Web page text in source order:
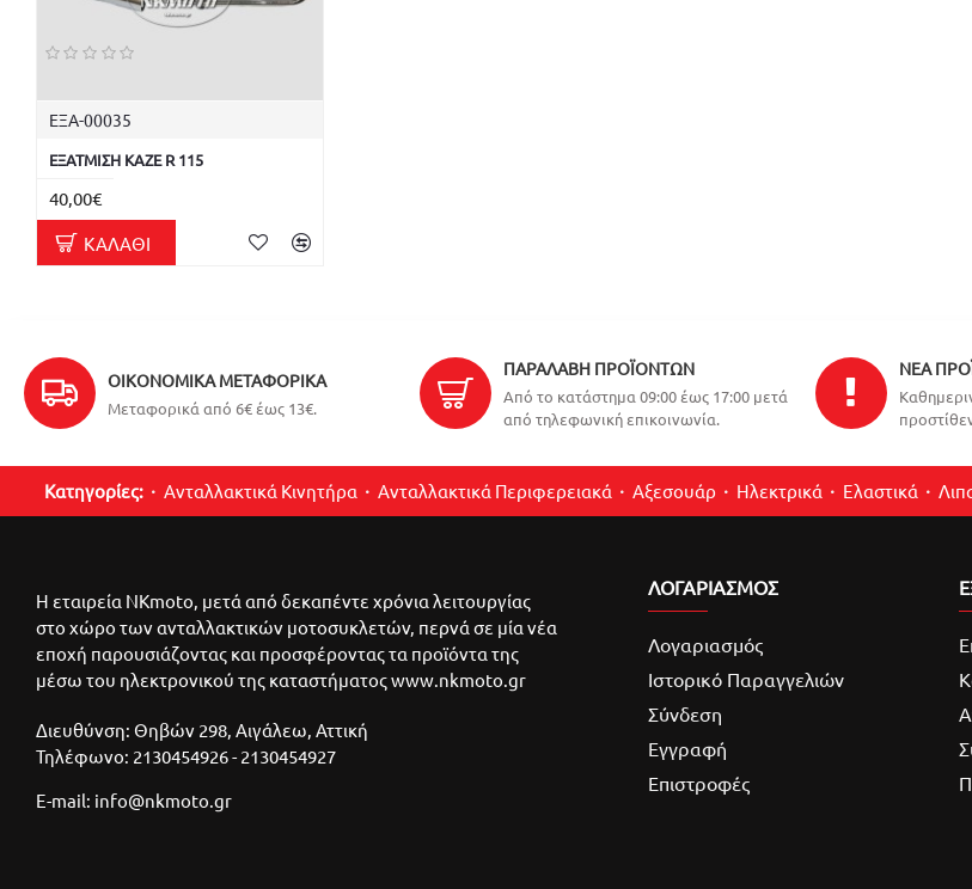
ΕΞΑ-00035
ΕΞΑΤΜΙΣΗ KAZE R 115
40,00€
ΚΑΛΆΘΙ
ΟΙΚΟΝΟΜΙΚΆ ΜΕΤΑΦΟΡΙΚΆ
Μεταφορικά από 6€ έως 13€.
ΠΑΡΑΛΑΒΉ ΠΡΟΪΌΝΤΩΝ
Από το κατάστημα 09:00 έως 17:00 μετά
από τηλεφωνική επικοινωνία.
ΝΈΑ
Κατηγορίες: Ανταλλακτικά Κινητήρα Ανταλλακτικά Περιφερειακά Αξεσουάρ Ηλεκτρικά Ελαστικά
Η εταιρεία NKmoto, μετά από δεκαπέντε χρόνια λειτουργίας
στο χώρο των ανταλλακτικών μοτοσυκλετών, περνά σε μία νέα
εποχή παρουσιάζοντας και προσφέροντας τα προϊόντα της
μέσω του ηλεκτρονικού της καταστήματος www.nkmoto.gr
Διευθύνση: Θηβών 298, Αιγάλεω, Αττική
Τηλέφωνο: 2130454926 - 2130454927
E-mail: info@nkmoto.gr
ΛΟΓΑΡΙΑΣΜΌΣ
Λογαριασμός
Ιστορικό Παραγγελιών
Σύνδεση
Εγγραφή
Επιστροφές